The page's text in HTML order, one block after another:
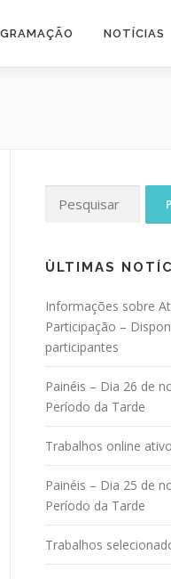
NOTÍCIAS
por:
ÙLTIMAS
Informações sobre
Participação –
participantes
Painéis – Dia 26 de
Período da Tarde
Trabalhos online
Painéis – Dia 25 de
Período da Tarde
Trabalhos